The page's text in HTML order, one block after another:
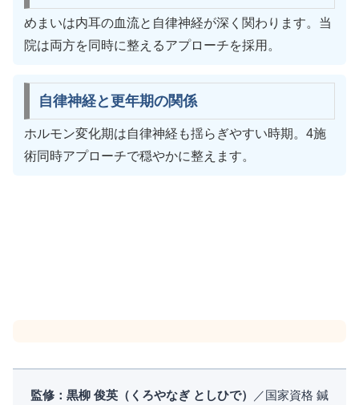
めまいは内耳の血流と自律神経が深く関わります。当
院は両方を同時に整えるアプローチを採用。
自律神経と更年期の関係
ホルモン変化期は自律神経も揺らぎやすい時期。4施
術同時アプローチで穏やかに整えます。
監修：黒柳 俊英（くろやなぎ としひで）
／国家資格 鍼